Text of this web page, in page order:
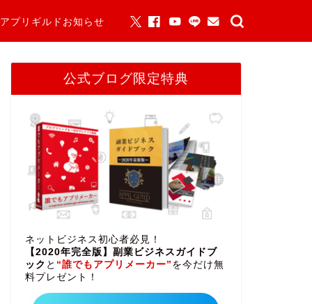
アプリギルドお知らせ
公式ブログ限定特典
ネットビジネス初心者必見！
【2020年完全版】副業ビジネスガイドブ
ック と “誰でもアプリメーカー” を今だけ無
料プレゼント！